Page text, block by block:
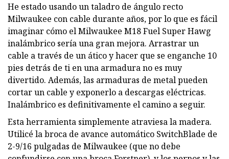
He estado usando un taladro de ángulo recto
Milwaukee con cable durante años, por lo que es fácil
imaginar cómo el Milwaukee M18 Fuel Super Hawg
inalámbrico sería una gran mejora. Arrastrar un
cable a través de un ático y hacer que se enganche 10
pies detrás de ti en una armadura no es muy
divertido. Además, las armaduras de metal pueden
cortar un cable y exponerlo a descargas eléctricas.
Inalámbrico es definitivamente el camino a seguir.
Esta herramienta simplemente atraviesa la madera.
Utilicé la broca de avance automático SwitchBlade de
2-9/16 pulgadas de Milwaukee (que no debe